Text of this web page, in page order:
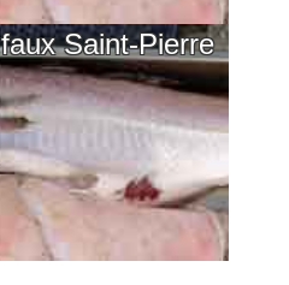
faux Saint-Pierre